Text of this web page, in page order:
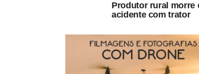
Produtor rural morre
acidente com trator